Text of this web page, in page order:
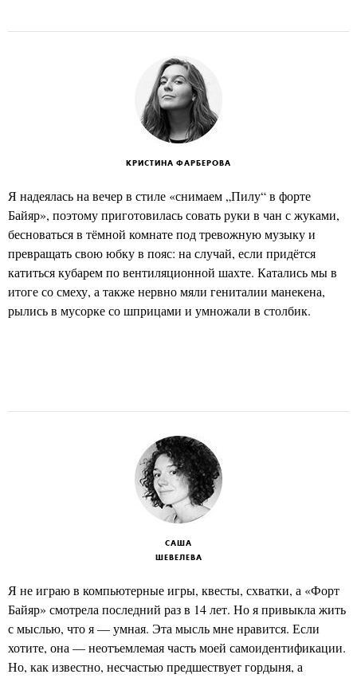
КРИСТИНА ФАРБЕРОВА
Я надеялась на вечер в стиле «снимаем „Пилу“ в форте
Байяр», поэтому приготовилась совать руки в чан с жуками,
бесноваться в тёмной комнате под тревожную музыку и
превращать свою юбку в пояс: на случай, если придётся
катиться кубарем по вентиляционной шахте. Катались мы в
итоге со смеху, а также нервно мяли гениталии манекена,
рылись в мусорке со шприцами и умножали в столбик.
САША
ШЕВЕЛЕВА
Я не играю в компьютерные игры, квесты, схватки, а «Форт
Байяр» смотрела последний раз в 14 лет. Но я привыкла жить
с мыслью, что я — умная. Эта мысль мне нравится. Если
хотите, она — неотъемлемая часть моей самоидентификации.
Но, как известно, несчастью предшествует гордыня, а